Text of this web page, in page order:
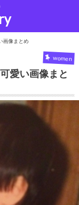
画像まとめ
women
愛い画像まと